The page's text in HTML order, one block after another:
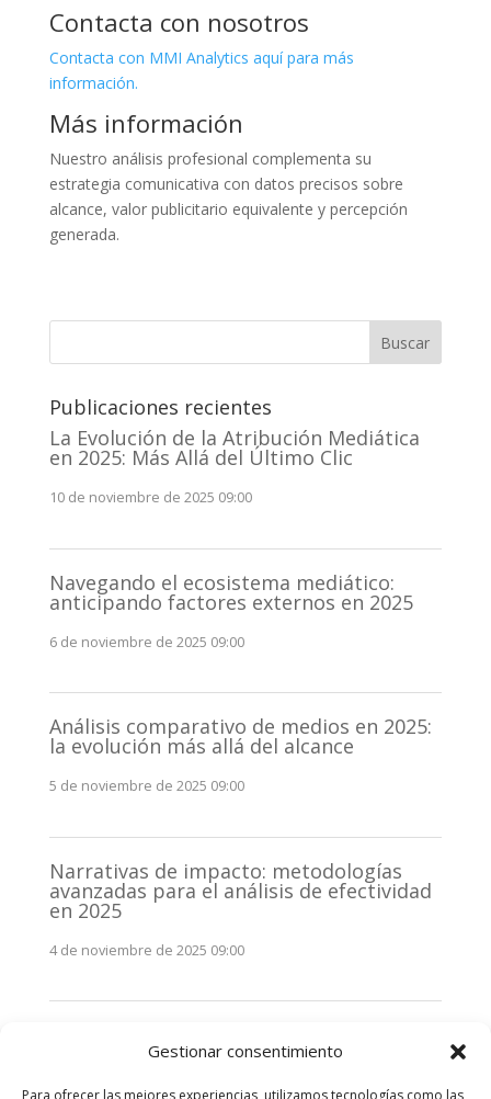
Gestionar consentimiento
Para ofrecer las mejores experiencias, utilizamos tecnologías como las
Contacta con nosotros
Contacta con MMI Analytics aquí para más
información.
Más información
Nuestro análisis profesional complementa su
estrategia comunicativa con datos precisos sobre
alcance, valor publicitario equivalente y percepción
generada.
Buscar
Publicaciones recientes
La Evolución de la Atribución Mediática
en 2025: Más Allá del Último Clic
10 de noviembre de 2025 09:00
Navegando el ecosistema mediático:
anticipando factores externos en 2025
6 de noviembre de 2025 09:00
Análisis comparativo de medios en 2025:
la evolución más allá del alcance
5 de noviembre de 2025 09:00
Narrativas de impacto: metodologías
avanzadas para el análisis de efectividad
en 2025
4 de noviembre de 2025 09:00
stakeholders en 2025: La clave de la